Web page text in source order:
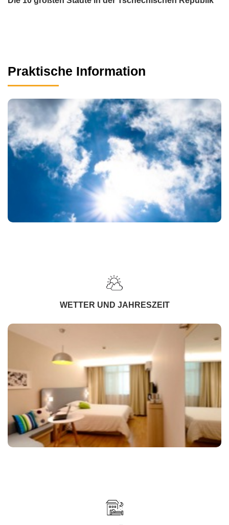
Praktische Information
WETTER UND JAHRESZEIT